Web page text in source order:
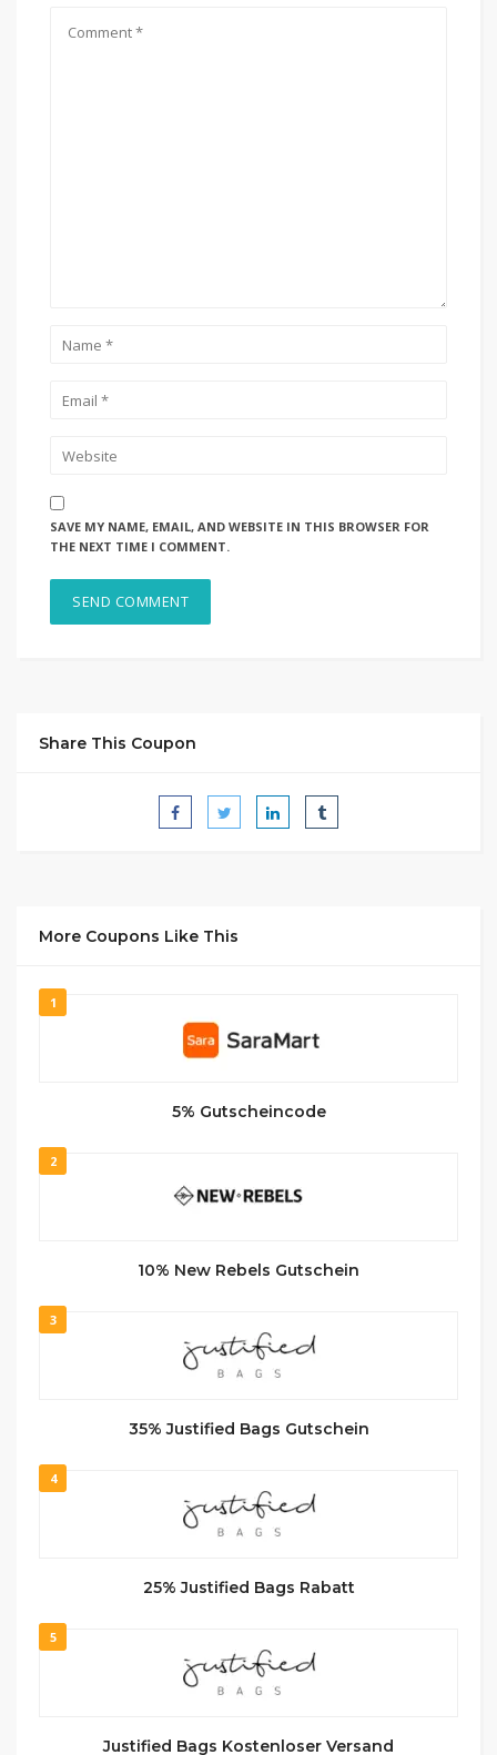
SAVE MY NAME, EMAIL, AND WEBSITE IN THIS BROWSER FOR
THE NEXT TIME I COMMENT.
Share This Coupon
More Coupons Like This
1
5% Gutscheincode
2
10% New Rebels Gutschein
3
35% Justified Bags Gutschein
4
25% Justified Bags Rabatt
5
Justified Bags Kostenloser Versand